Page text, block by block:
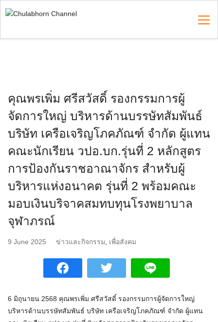
to
คุณพรเพิ่ม ศรีสวัสดิ์ รองกรรมการผู้
จัดการใหญ่ บริหารด้านบรรษัทสัมพันธ์
บริษัท เครือเจริญโภคภัณฑ์ จำกัด ผู้แทน
คณะนักเรียน วปอ.บก.รุ่นที่ 2 หลักสูตร
การป้องกันราชอาณาจักร สำหรับผู้
บริหารแห่งอนาคต รุ่นที่ 2 พร้อมคณะ
มอบเงินบริจาคสมทบทุนโรงพยาบาล
จุฬาภรณ์
9 June 2025 ข่าวและกิจกรรม เพื่อสังคม
6 มิถุนายน 2568 คุณพรเพิ่ม ศรีสวัสดิ์ รองกรรมการผู้จัดการใหญ่
บริหารด้านบรรษัทสัมพันธ์ บริษัท เครือเจริญโภคภัณฑ์ จำกัด ผู้แทน